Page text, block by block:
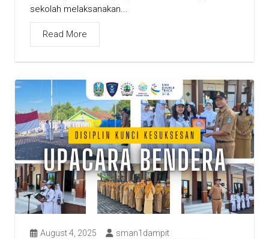
sekolah melaksanakan...
Read More
August 4, 2025
sman1dampit